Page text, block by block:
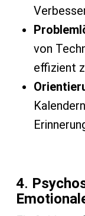
von
effizient
4.